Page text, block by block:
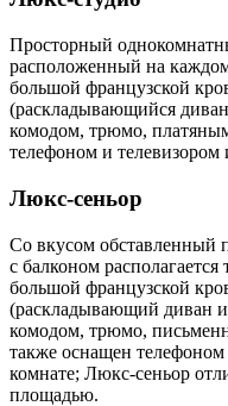
Просторный
расположенный на
большой французской
(раскладывающийся
комодом, трюмо,
телефоном и
Люкс-сеньор
Со вкусом обставленный
с балконом
большой французской
(раскладывающий диван
комодом, трюмо,
также оснащен
комнате; Люкс-сеньор
площадью.